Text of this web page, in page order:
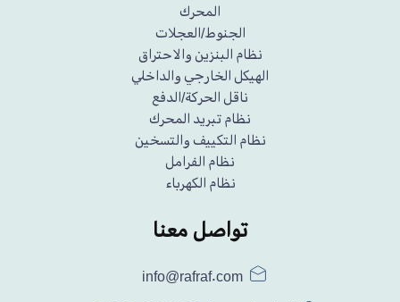
المحرك
الجنوط/العجلات
نظام البنزين والاحتراق
الهيكل الخارجي والداخلي
ناقل الحركة/الدفع
نظام تبريد المحرك
نظام التكييف والتسخين
نظام الفرامل
نظام الكهرباء
تواصل معنا
info@rafraf.com